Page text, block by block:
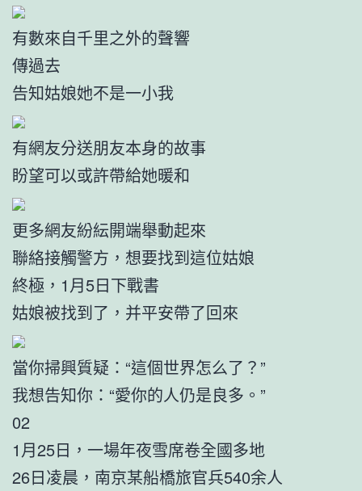
有數來自千里之外的聲響
傳過去
告知姑娘她不是一小我
有網友分送朋友本身的故事
盼望可以或許帶給她暖和
更多網友紛紜開端舉動起來
聯絡接觸警方，想要找到這位姑娘
終極，1月5日下戰書
姑娘被找到了，并平安帶了回來
當你掃興質疑：“這個世界怎么了？”
我想告知你：“愛你的人仍是良多。”
02
1月25日，一場年夜雪席卷全國多地
26日凌晨，南京某船橋旅官兵540余人